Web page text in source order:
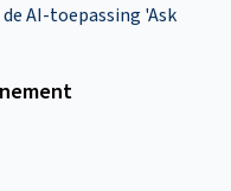
AI-toepassing 'Ask